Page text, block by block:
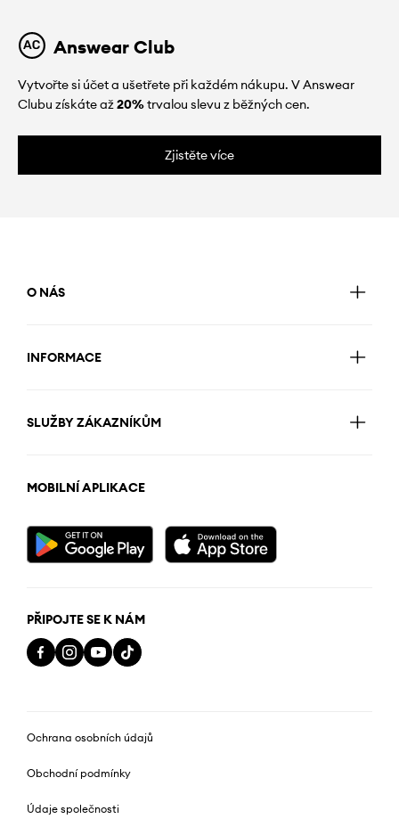
Answear Club
Vytvořte si účet a ušetřete při každém nákupu. V Answear
Clubu získáte až20%trvalou slevu z běžných cen.
Zjistěte více
O NÁS
INFORMACE
SLUŽBY ZÁKAZNÍKŮM
MOBILNÍ APLIKACE
PŘIPOJTE SE K NÁM
Ochrana osobních údajů
Obchodní podmínky
Údaje společnosti